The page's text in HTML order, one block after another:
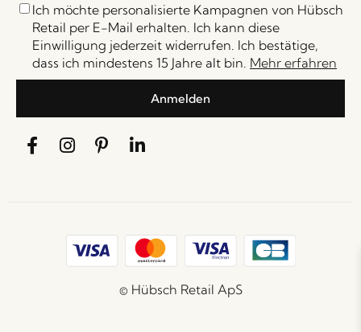
Ich möchte personalisierte Kampagnen von Hübsch
Retail per E-Mail erhalten. Ich kann diese
Einwilligung jederzeit widerrufen. Ich bestätige,
dass ich mindestens 15 Jahre alt bin. Mehr erfahren
Anmelden
© Hübsch Retail ApS